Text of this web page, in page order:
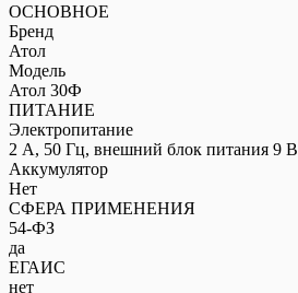
ОСНОВНОЕ
Бренд
Атол
Модель
Атол 30Ф
ПИТАНИЕ
Электропитание
2 А, 50 Гц, внешний блок питания 9 В
Аккумулятор
Нет
СФЕРА ПРИМЕНЕНИЯ
54-ФЗ
да
ЕГАИС
нет